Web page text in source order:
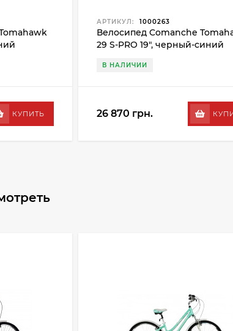
КУПИТЬ
АРТИКУЛ: 1000263
Велосипед Comanche
29 S-PRO 19", черный-синий
В НАЛИЧИИ
26 870 грн.